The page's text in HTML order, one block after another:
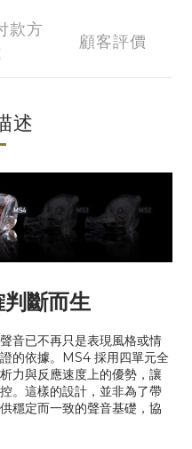
款方
顧客評價
述
判斷而生
音已不再只是表現風格或情
的依據。MS4 採用四單元全
力與反應速度上的優勢，讓
。這樣的設計，並非為了帶
穩定而一致的聲音基礎，協